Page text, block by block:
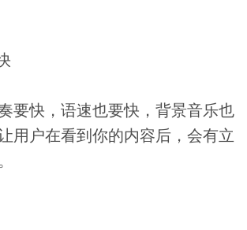
要快，语速也要快，背景音乐也
用户在看到你的内容后，会有立